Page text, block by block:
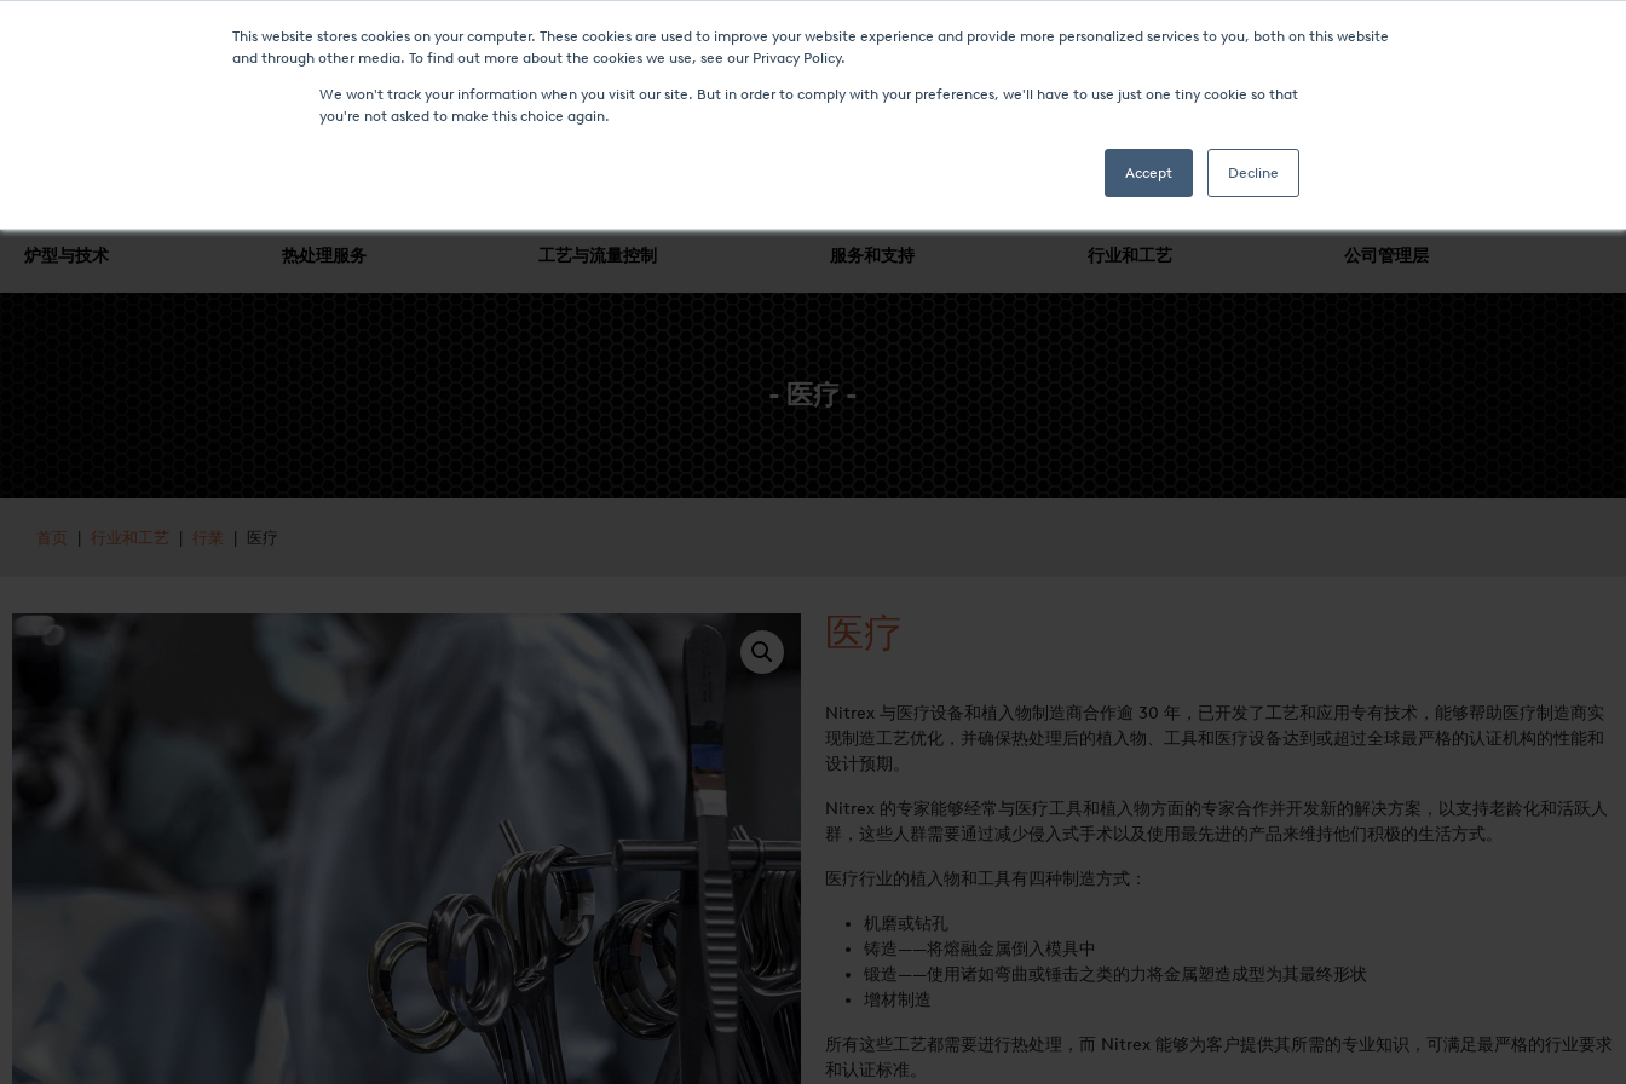
This website stores cookies on your computer. These cookies are used to improve your website experience and provide more personalized services to you, both on this website
and through other media. To find out more about the cookies we use, see our Privacy Policy.
We won't track your information when you visit our site. But in order to comply with your preferences, we'll have to use just one tiny cookie so that
you're not asked to make this choice again.
Accept Decline
新聞與事件媒体中心
炉型与技术 热处理服务 工艺与流量控制 服务和支持 行业和工艺 公司管理层
- 医疗 -
首页 | 行业和工艺 | 行業 | 医疗
医疗
Nitrex 与医疗设备和植入物制造商合作逾 30 年，已开发了工艺和应用专有技术，能够帮助医疗制造商实
现制造工艺优化，并确保热处理后的植入物、工具和医疗设备达到或超过全球最严格的认证机构的性能和
设计预期。
Nitrex 的专家能够经常与医疗工具和植入物方面的专家合作并开发新的解决方案，以支持老龄化和活跃人
群，这些人群需要通过减少侵入式手术以及使用最先进的产品来维持他们积极的生活方式。
医疗行业的植入物和工具有四种制造方式：
机磨或钻孔
铸造——将熔融金属倒入模具中
锻造——使用诸如弯曲或锤击之类的力将金属塑造成型为其最终形状
增材制造
所有这些工艺都需要进行热处理，而 Nitrex 能够为客户提供其所需的专业知识，可满足最严格的行业要求
和认证标准。